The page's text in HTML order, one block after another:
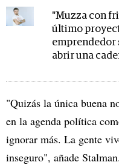
"Muzza con
último
emprendedor
abrir una
"Quizás la única buena
en la agenda política
ignorar más. La gente
inseguro", añade Stalman.